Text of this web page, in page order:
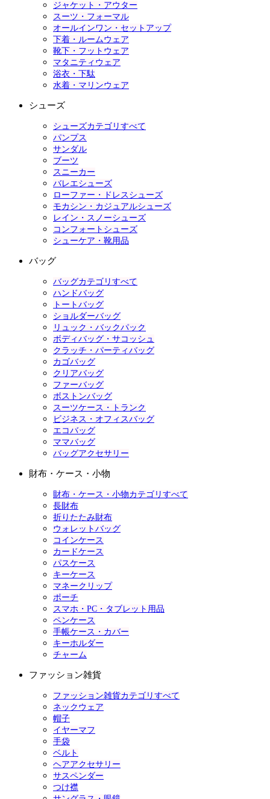
ジャケット・アウター
スーツ・フォーマル
オールインワン・セットアップ
下着・ルームウェア
靴下・フットウェア
マタニティウェア
浴衣・下駄
水着・マリンウェア
シューズ
シューズカテゴリすべて
パンプス
サンダル
ブーツ
スニーカー
バレエシューズ
ローファー・ドレスシューズ
モカシン・カジュアルシューズ
レイン・スノーシューズ
コンフォートシューズ
シューケア・靴用品
バッグ
バッグカテゴリすべて
ハンドバッグ
トートバッグ
ショルダーバッグ
リュック・バックパック
ボディバッグ・サコッシュ
クラッチ・パーティバッグ
カゴバッグ
クリアバッグ
ファーバッグ
ボストンバッグ
スーツケース・トランク
ビジネス・オフィスバッグ
エコバッグ
ママバッグ
バッグアクセサリー
財布・ケース・小物
財布・ケース・小物カテゴリすべて
長財布
折りたたみ財布
ウォレットバッグ
コインケース
カードケース
パスケース
キーケース
マネークリップ
ポーチ
スマホ・PC・タブレット用品
ペンケース
手帳ケース・カバー
キーホルダー
チャーム
ファッション雑貨
ファッション雑貨カテゴリすべて
ネックウェア
帽子
イヤーマフ
手袋
ベルト
ヘアアクセサリー
サスペンダー
つけ襟